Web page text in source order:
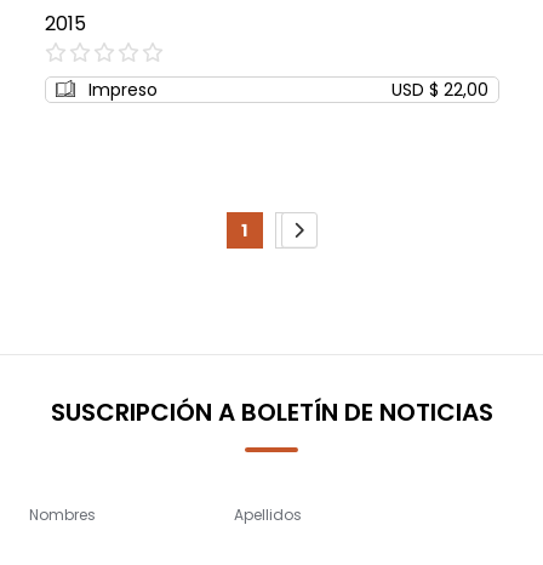
2015
0%
Impreso USD $ 22,00
Page
You're
page
1
Page
2
Page
Siguiente
SUSCRIPCIÓN A BOLETÍN DE NOTICIAS
Nombres Apellidos